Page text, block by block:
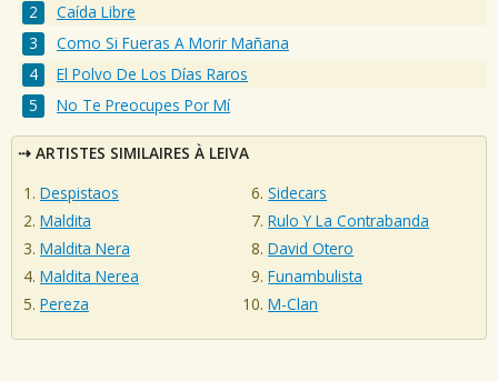
Caída Libre
Como Si Fueras A Morir Mañana
El Polvo De Los Días Raros
No Te Preocupes Por Mí
ARTISTES SIMILAIRES À LEIVA
Despistaos
Maldita
Maldita Nera
Maldita Nerea
Pereza
Sidecars
Rulo Y La Contrabanda
David Otero
Funambulista
M-Clan